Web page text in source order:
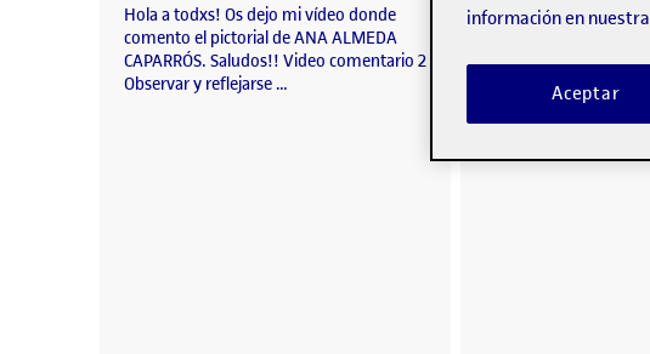
Hola a todxs! Os dejo mi vídeo donde
comento el pictorial de ANA ALMEDA
CAPARRÓS. Saludos!! Video comentario 2
Observar y reflejarse …
Observar y reflejarse …
información en nuestra
Aceptar